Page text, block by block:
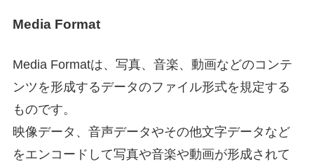
Media Format
Media Formatは、写真、音楽、動画などのコンテ
ンツを形成するデータのファイル形式を規定する
ものです。
映像データ、音声データやその他文字データなど
をエンコードして写真や音楽や動画が形成されて